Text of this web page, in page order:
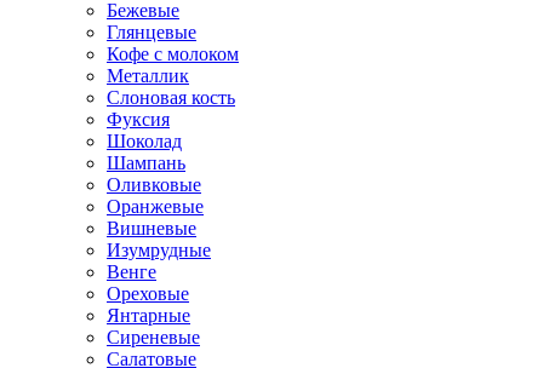
Бежевые
Глянцевые
Кофе с молоком
Металлик
Слоновая кость
Фуксия
Шоколад
Шампань
Оливковые
Оранжевые
Вишневые
Изумрудные
Венге
Ореховые
Янтарные
Сиреневые
Салатовые